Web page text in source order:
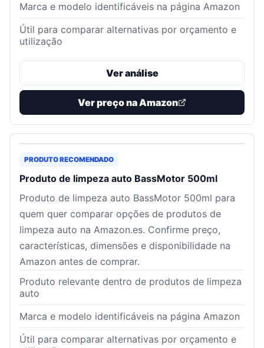
Marca e modelo identificáveis na página Amazon
Útil para comparar alternativas por orçamento e
utilização
Ver análise
Ver preço na Amazon
PRODUTO RECOMENDADO
Produto de limpeza auto BassMotor 500ml
Produto de limpeza auto BassMotor 500ml para
quem quer comparar opções de produtos de
limpeza auto na Amazon.es. Confirme preço,
características, dimensões e disponibilidade na
Amazon antes de comprar.
Produto relevante dentro de produtos de limpeza
auto
Marca e modelo identificáveis na página Amazon
Útil para comparar alternativas por orçamento e